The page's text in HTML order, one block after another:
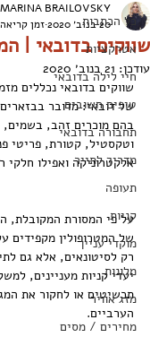
כל הכתבות
אטרקציות
חיי לילה בדובאי
טיפים חשובים
תחבורה בדובאי
מדריך לתייר
תעופה
קניות
מוקדי עניין
מלונות
מזג אוויר
מחירים / מסים
שווקים בדובאי |
MARINA BRAILOVSKY
20 בנוב׳ 2020
זמן קריאה 32 דקות
עודכן: 21 בנוב׳ 2020
שווקים בדובאי נכללים
של דובאי: מדובר
בהם מוכרים זהב, בשמים,
וטקסטיל, קטורת, פריטי
אלקטרוניקה ואפילו חלקי
על פי המסורת המקובלת,
של המטרופולין מקפידים
רק לסיטונאים, אלא גם
יעדי קניות מעניינים,
תכשיטים או לחקור את
הערביים.